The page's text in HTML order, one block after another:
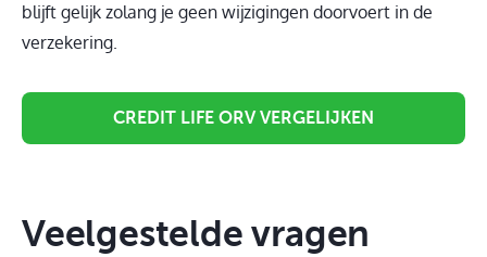
blijft gelijk zolang je geen wijzigingen doorvoert in de
verzekering.
CREDIT LIFE ORV VERGELIJKEN
Veelgestelde vragen